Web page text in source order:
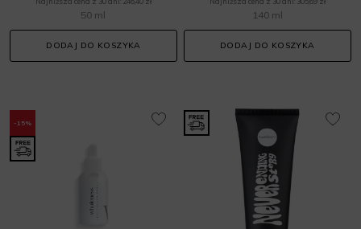
50 ml
DODAJ DO KOSZYKA
140 ml
DODAJ DO KOSZYKA
-15%